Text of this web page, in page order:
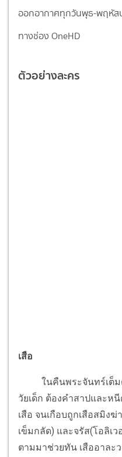
ออกอากาศทุกวันพุธ-พฤหัส
ทางช่อง OneHD
ตัวอย่างละคร
เสือ
ในคืนพระจันทร์เต็มด
วัยเด็ก ต้องคำสาปและห
เสือ จนเกือบถูกเสือสมิง
เข็มกลัด) และจรัส(โอลิเ
ตามมาช่วยทัน เสืออาละ